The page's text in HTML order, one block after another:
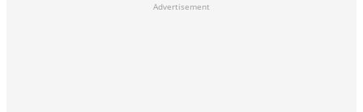
Advertisement